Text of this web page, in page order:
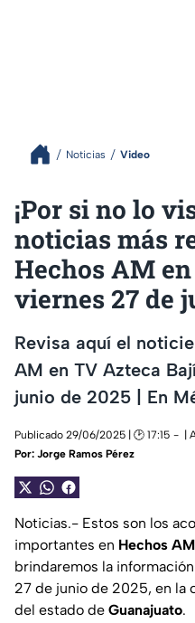
Noticias Video
¡Por si no lo
noticias más
Hechos AM
viernes 27 de
Revisa aquí el
AM en TV Azteca
junio de 2025 | En
Publicado 29/06/2025 | 🕑 17:15
|
Por: Jorge Ramos Pérez
Noticias.- Estos son los
importantes en Hechos AM
brindaremos la
27 de junio de 2025, en la
del estado de Guanajuato.